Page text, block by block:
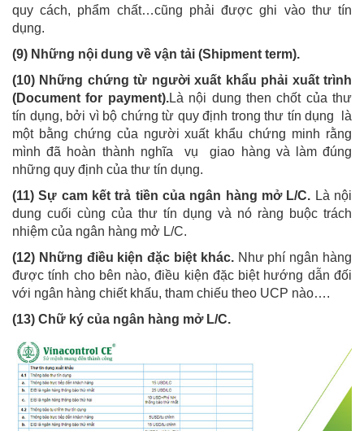
quy cách, phẩm chất…cũng phải được ghi vào thư tín
dụng.
(9) Những nội dung về vận tải (Shipment term).
(10) Những chứng từ người xuất khẩu phải xuất trình
(Document for payment).Là nội dung then chốt của thư
tín dụng, bởi vì bộ chứng từ quy định trong thư tín dụng là
một bằng chứng của người xuất khẩu chứng minh rằng
mình đã hoàn thành nghĩa vụ giao hàng và làm đúng
những quy định của thư tín dụng.
(11) Sự cam kết trả tiền của ngân hàng mở L/C. Là nội
dung cuối cùng của thư tín dụng và nó ràng buộc trách
nhiệm của ngân hàng mở L/C.
(12) Những điều kiện đặc biệt khác.Như phí ngân hàng
được tính cho bên nào, điều kiện đặc biệt hướng dẫn đối
với ngân hàng chiết khấu, tham chiếu theo UCP nào….
(13) Chữ ký của ngân hàng mở L/C.